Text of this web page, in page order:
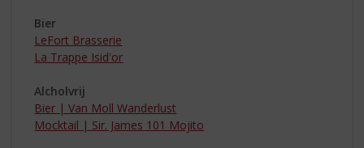
Bier
LeFort Brasserie
La Trappe Isid'or
Alcholvrij
Bier | Van Moll Wanderlust
Mocktail | Sir. James 101 Mojito